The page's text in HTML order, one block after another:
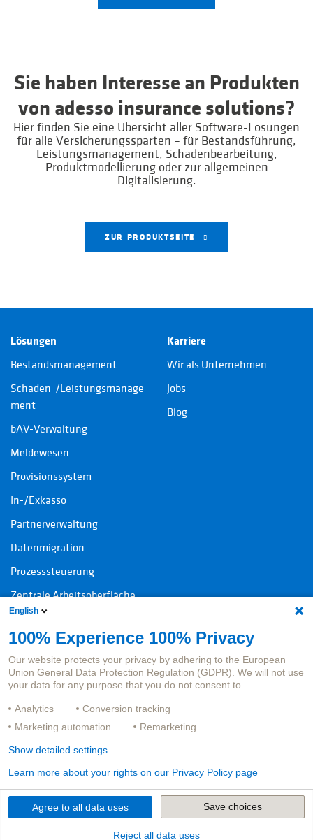
Sie haben Interesse an Produkten
von adesso insurance solutions?
Hier finden Sie eine Übersicht aller Software-Lösungen
für alle Versicherungssparten – für Bestandsführung,
Leistungsmanagement, Schadenbearbeitung,
Produktmodellierung oder zur allgemeinen
Digitalisierung.
ZUR PRODUKTSEITE
Lösungen
Bestandsmanagement
Schaden-/Leistungsmanage
ment
bAV-Verwaltung
Meldewesen
Provisionssystem
In-/Exkasso
Partnerverwaltung
Datenmigration
Prozesssteuerung
Zentrale Arbeitsoberfläche
Karriere
Wir als Unternehmen
Jobs
Blog
Kontakt
Ansprechpersonen Produkte
Ansprechpersonen Jobs
Rechtliche Informationen
Impressum
Datenschutz
Hinweisgeberportal
English
100% Experience 100% Privacy
Our website protects your privacy by adhering to the European
Union General Data Protection Regulation (GDPR). We will not use
your data for any purpose that you do not consent to.
Analytics
Conversion tracking
Marketing automation
Remarketing
Agree to all data uses
Reject all data uses
Show detailed settings
Learn more about your rights on our Privacy Policy page
Save choices